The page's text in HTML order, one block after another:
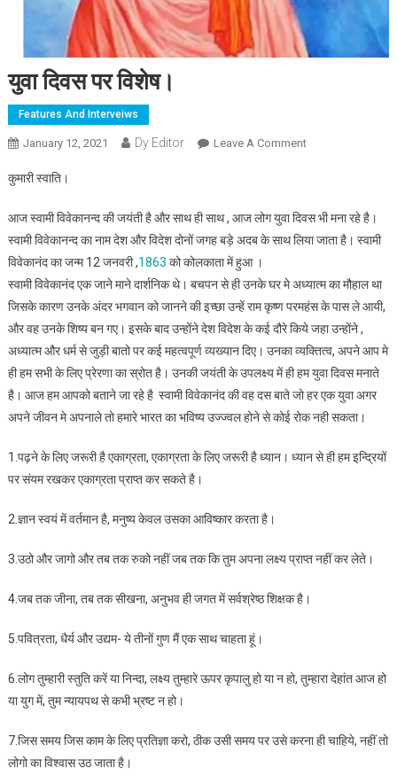
युवा दिवस पर विशेष।
Features And Interveiws
January 12, 2021 Dy Editor Leave A CommentOn युवा दिवस पर
कुमारी स्वाति।
आज स्वामी विवेकानन्द की जयंती है और साथ ही साथ , आज लोग युवा दिवस भी मना रहे है।
स्वामी विवेकानन्द का नाम देश और विदेश दोनों जगह बड़े अदब के साथ लिया जाता है। स्वामी
विवेकानंद का जन्म 12 जनवरी ,1863 को कोलकाता में हुआ ।
स्वामी विवेकानंद एक जाने माने दार्शनिक थे। बचपन से ही उनके घर मे अध्यात्म का मौहाल था
जिसके कारण उनके अंदर भगवान को जानने की इच्छा उन्हें राम कृष्ण परमहंस के पास ले आयी,
और वह उनके शिष्य बन गए। इसके बाद उन्होंने देश विदेश के कई दौरे किये जहा उन्होंने ,
अध्यात्म और धर्म से जुड़ी बातो पर कई महत्वपूर्ण व्यख्यान दिए। उनका व्यक्तित्व, अपने आप मे
ही हम सभी के लिए प्रेरणा का स्रोत है। उनकी जयंती के उपलक्ष्य में ही हम युवा दिवस मनाते
है। आज हम आपको बताने जा रहे है स्वामी विवेकानंद की वह दस बाते जो हर एक युवा अगर
अपने जीवन मे अपनाले तो हमारे भारत का भविष्य उज्ज्वल होने से कोई रोक नही सकता।
1.पढ़ने के लिए जरूरी है एकाग्रता, एकाग्रता के लिए जरूरी है ध्यान। ध्यान से ही हम इन्द्रियों
पर संयम रखकर एकाग्रता प्राप्त कर सकते है।
2.ज्ञान स्वयं में वर्तमान है, मनुष्य केवल उसका आविष्कार करता है।
3.उठो और जागो और तब तक रुको नहीं जब तक कि तुम अपना लक्ष्य प्राप्त नहीं कर लेते।
4.जब तक जीना, तब तक सीखना, अनुभव ही जगत में सर्वश्रेष्ठ शिक्षक है।
5.पवित्रता, धैर्य और उद्यम- ये तीनों गुण मैं एक साथ चाहता हूं।
6.लोग तुम्हारी स्तुति करें या निन्दा, लक्ष्य तुम्हारे ऊपर कृपालु हो या न हो, तुम्हारा देहांत आज हो
या युग में, तुम न्यायपथ से कभी भ्रष्ट न हो।
7.जिस समय जिस काम के लिए प्रतिज्ञा करो, ठीक उसी समय पर उसे करना ही चाहिये, नहीं तो
लोगो का विश्वास उठ जाता है।